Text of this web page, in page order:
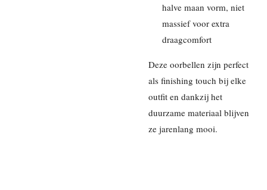
halve maan vorm, niet
massief voor extra
draagcomfort
Deze oorbellen zijn perfect
als finishing touch bij elke
outfit en dankzij het
duurzame materiaal blijven
ze jarenlang mooi.